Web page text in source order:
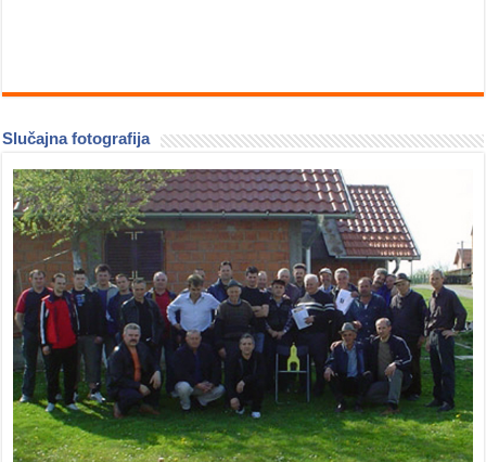
Slučajna fotografija